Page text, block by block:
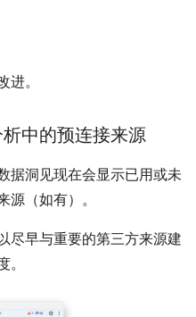
进。
中的预连接来源
据洞见现在会显示已用或未
（如有）。
尽早与重要的第三方来源建